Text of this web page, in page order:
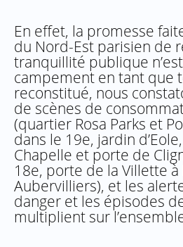
En effet, la promesse
du Nord-Est parisien de
tranquillité publique
campement en tant que
reconstitué, nous
de scènes de
(quartier Rosa Parks et
dans le 19e, jardin
Chapelle et porte de
18e, porte de la Villette
Aubervilliers), et les
danger et les épisodes
multiplient sur